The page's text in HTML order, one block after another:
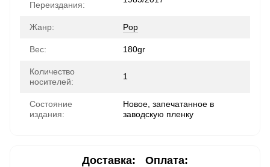
Переиздания:
Жанр: Pop
Вес: 180gr
Количество
носителей:
1
Состояние
издания:
Новое, запечатанное в
заводскую пленку
Доставка: Оплата: